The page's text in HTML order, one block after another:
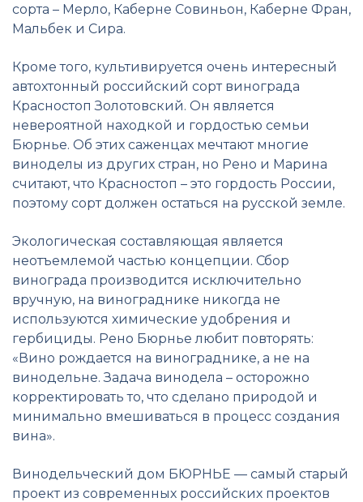
сорта – Мерло, Каберне Совиньон, Каберне Фран,
Мальбек и Сира.
Кроме того, культивируется очень интересный
автохтонный российский сорт винограда
Красностоп Золотовский. Он является
невероятной находкой и гордостью семьи
Бюрнье. Об этих саженцах мечтают многие
виноделы из других стран, но Рено и Марина
считают, что Красностоп – это гордость России,
поэтому сорт должен остаться на русской земле.
Экологическая составляющая является
неотъемлемой частью концепции. Сбор
винограда производится исключительно
вручную, на винограднике никогда не
используются химические удобрения и
гербициды. Рено Бюрнье любит повторять:
«Вино рождается на винограднике, а не на
винодельне. Задача винодела – осторожно
корректировать то, что сделано природой и
минимально вмешиваться в процесс создания
вина».
Винодельческий дом БЮРНЬЕ — самый старый
проект из современных российских проектов